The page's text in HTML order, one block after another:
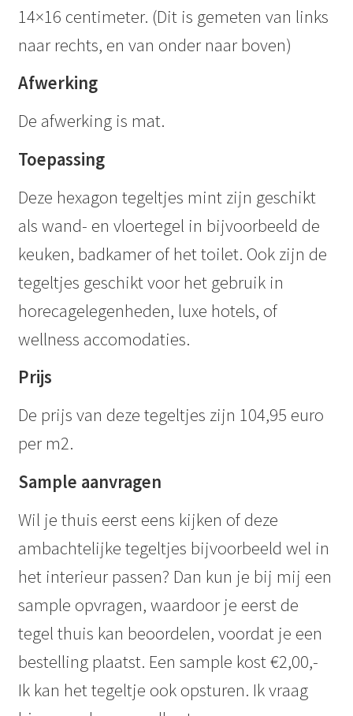
14×16 centimeter. (Dit is gemeten van links
naar rechts, en van onder naar boven)
Afwerking
De afwerking is mat.
Toepassing
Deze hexagon tegeltjes mint zijn geschikt
als wand- en vloertegel in bijvoorbeeld de
keuken, badkamer of het toilet. Ook zijn de
tegeltjes geschikt voor het gebruik in
horecagelegenheden, luxe hotels, of
wellness accomodaties.
Prijs
De prijs van deze tegeltjes zijn 104,95 euro
per m2.
Sample aanvragen
Wil je thuis eerst eens kijken of deze
ambachtelijke tegeltjes bijvoorbeeld wel in
het interieur passen? Dan kun je bij mij een
sample opvragen, waardoor je eerst de
tegel thuis kan beoordelen, voordat je een
bestelling plaatst. Een sample kost €2,00,-
Ik kan het tegeltje ook opsturen. Ik vraag